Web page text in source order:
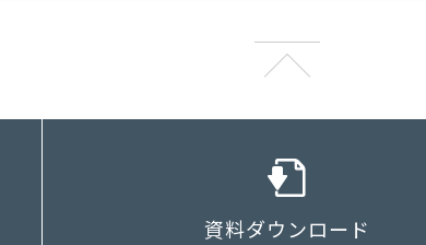
資料ダウンロード